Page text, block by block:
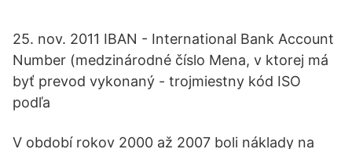
25. nov. 2011 IBAN - International Bank Account
Number (medzinárodné číslo Mena, v ktorej má
byť prevod vykonaný - trojmiestny kód ISO
podľa
V období rokov 2000 až 2007 boli náklady na